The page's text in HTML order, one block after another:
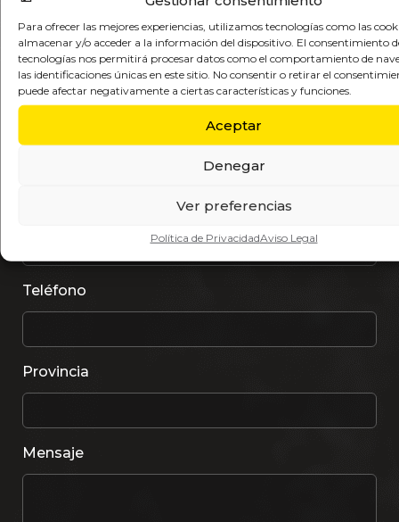
Para ofrecer las mejores experiencias, utilizamos tecnologías como las
almacenar y/o acceder a la información del dispositivo. El consentimiento
tecnologías nos permitirá procesar datos como el comportamiento de
las identificaciones únicas en este sitio. No consentir o retirar el
puede afectar negativamente a ciertas características y funciones.
Aceptar
Denegar
Ver preferencias
Política de PrivacidadAviso Legal
getafe@hidraulicacarrera.com
Nombre
Teléfono
Provincia
Mensaje